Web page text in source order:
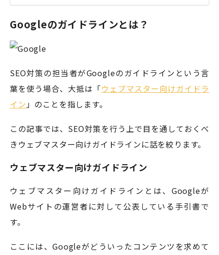
Googleのガイドラインとは？
SEO対策の担当者がGoogleのガイドラインという言
葉を使う場合、大抵は「ウェブマスター向けガイドラ
イン」のことを指します。
この記事では、SEO対策を行う上で目を通しておくべ
きウェブマスター向けガイドラインに話を絞ります。
ウェブマスター向けガイドライン
ウェブマスター向けガイドラインとは、Googleが
Webサイトの運営者に対して公表している手引書で
す。
ここには、Googleがどういったコンテンツを求めて